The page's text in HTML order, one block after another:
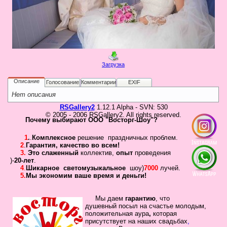
Гостевая
Пользователь
Пароль
Запомнить
Забыли пароль?
Галерея
Загрузка
Описание Голосование Комментарии EXIF
Нет описания
RSGallery21.12.1 Alpha - SVN: 530
© 2005 - 2006 RSGallery2. All rights reserved.
Почему выбирают ООО "Восторг-Шоу"?
1.. Комплексное решение праздничных проблем.
2. Гарантия, качество во всем!
3. Это слаженный коллектив, опыт проведения
)-20-лет.
4. Шикарное светомузыкальное шоу)7000 лучей.
5. Мы экономим ваше время и деньги!
Мы даем гарантию, что
душевный посыл на счастье молодым,
положительная аура, которая
присутствует на наших свадьбах,